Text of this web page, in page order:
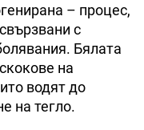
– процес,
с
Бялата
на
водят до
на тегло.